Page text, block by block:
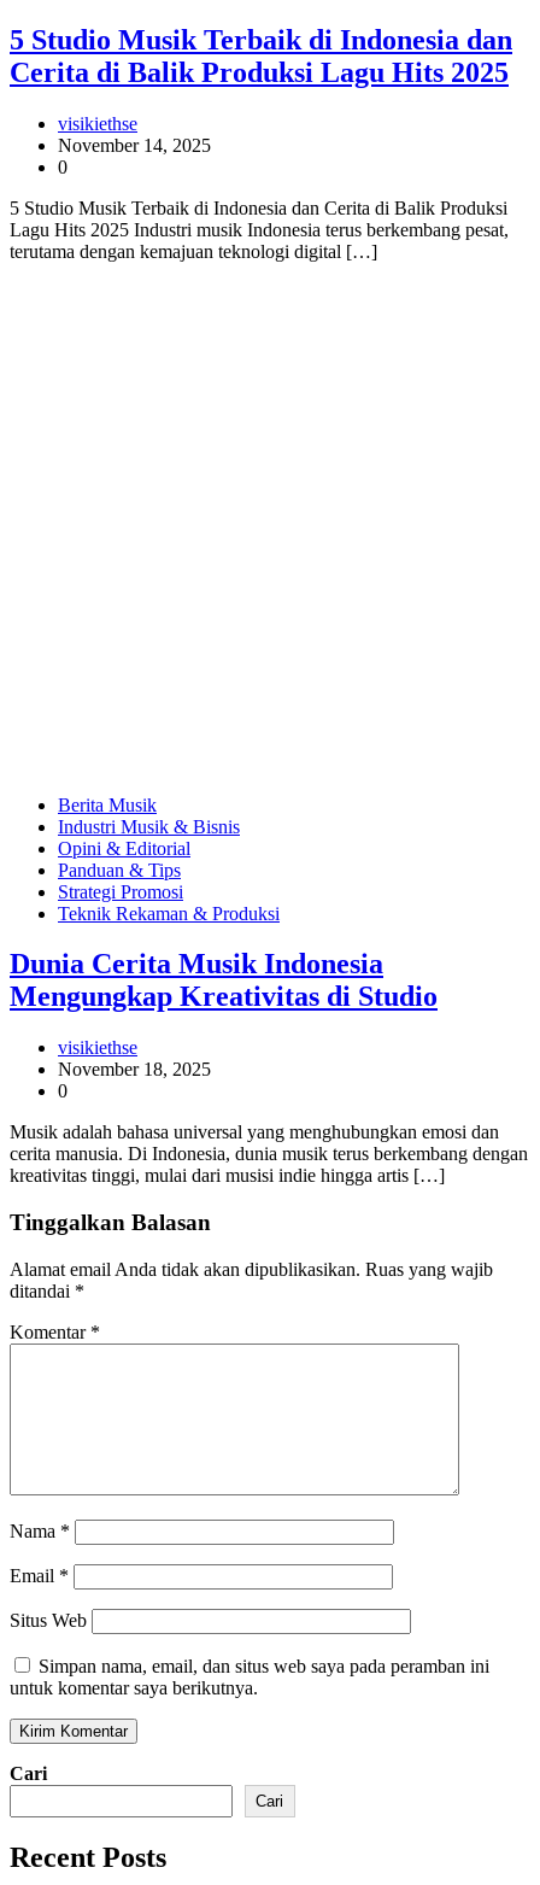
5 Studio Musik Terbaik di Indonesia dan
Cerita di Balik Produksi Lagu Hits 2025
visikiethse
November 14, 2025
0
5 Studio Musik Terbaik di Indonesia dan Cerita di Balik Produksi
Lagu Hits 2025 Industri musik Indonesia terus berkembang pesat,
terutama dengan kemajuan teknologi digital […]
Berita Musik
Industri Musik & Bisnis
Opini & Editorial
Panduan & Tips
Strategi Promosi
Teknik Rekaman & Produksi
Dunia Cerita Musik Indonesia
Mengungkap Kreativitas di Studio
visikiethse
November 18, 2025
0
Musik adalah bahasa universal yang menghubungkan emosi dan
cerita manusia. Di Indonesia, dunia musik terus berkembang dengan
kreativitas tinggi, mulai dari musisi indie hingga artis […]
Tinggalkan Balasan
Alamat email Anda tidak akan dipublikasikan. Ruas yang wajib
ditandai *
Komentar *
Nama *
Email *
Situs Web
Simpan nama, email, dan situs web saya pada peramban ini
untuk komentar saya berikutnya.
Cari
Cari
Recent Posts